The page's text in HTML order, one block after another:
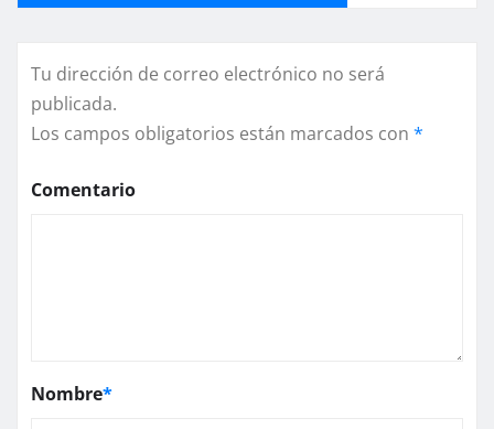
Tu dirección de correo electrónico no será
publicada.
Los campos obligatorios están marcados con *
Comentario
Nombre*